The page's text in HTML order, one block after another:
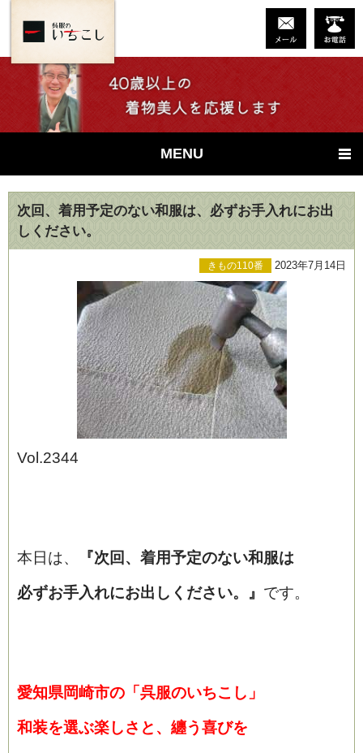
MENU
次回、着用予定のない和服は、必ずお手入れにお出
しください。
きもの110番 2023年7月14日
Vol.2344
本日は、 『次回、着用予定のない和服は
必ずお手入れにお出しください。 』 です。
愛知県岡崎市の「呉服のいちこし」
和装を選ぶ楽しさと、纏う喜びを